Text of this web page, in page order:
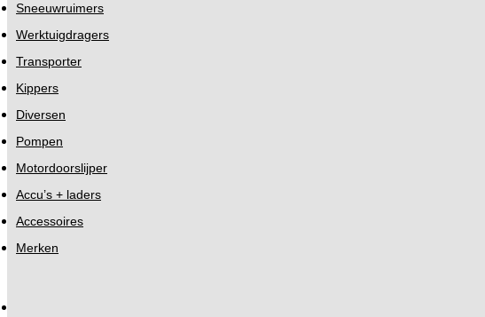
Sneeuwruimers
Werktuigdragers
Transporter
Kippers
Diversen
Pompen
Motordoorslijper
Accu’s + laders
Accessoires
Merken